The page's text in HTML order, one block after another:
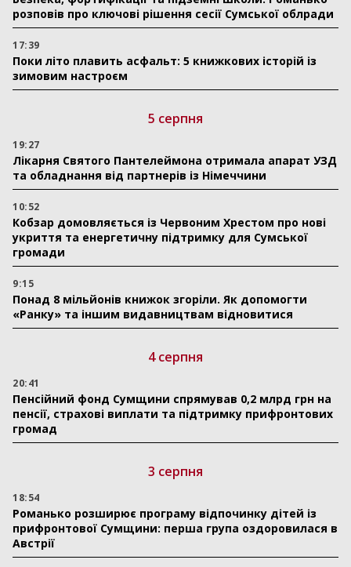
розповів про ключові рішення сесії Сумської облради
17:39
Поки літо плавить асфальт: 5 книжкових історій із
зимовим настроєм
5 серпня
19:27
Лікарня Святого Пантелеймона отримала апарат УЗД
та обладнання від партнерів із Німеччини
10:52
Кобзар домовляється із Червоним Хрестом про нові
укриття та енергетичну підтримку для Сумської
громади
9:15
Понад 8 мільйонів книжок згоріли. Як допомогти
«Ранку» та іншим видавництвам відновитися
4 серпня
20:41
Пенсійний фонд Сумщини спрямував 0,2 млрд грн на
пенсії, страхові виплати та підтримку прифронтових
громад
3 серпня
18:54
Романько розширює програму відпочинку дітей із
прифронтової Сумщини: перша група оздоровилася в
Австрії